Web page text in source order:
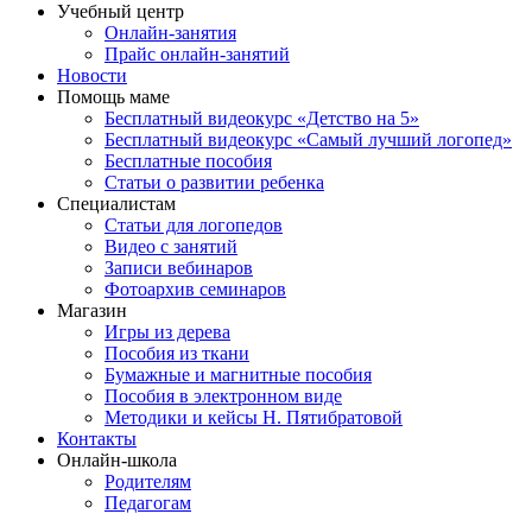
Учебный центр
Онлайн-занятия
Прайс онлайн-занятий
Новости
Помощь маме
Бесплатный видеокурс «Детство на 5»
Бесплатный видеокурс «Самый лучший логопед»
Бесплатные пособия
Статьи о развитии ребенка
Специалистам
Статьи для логопедов
Видео с занятий
Записи вебинаров
Фотоархив семинаров
Магазин
Игры из дерева
Пособия из ткани
Бумажные и магнитные пособия
Пособия в электронном виде
Методики и кейсы Н. Пятибратовой
Контакты
Онлайн-школа
Родителям
Педагогам